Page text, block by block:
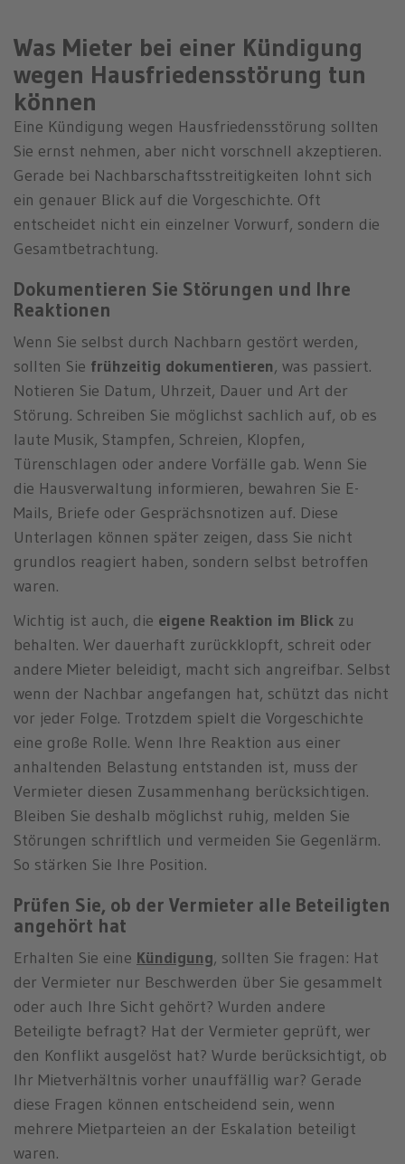
Was Mieter bei einer Kündigung
wegen Hausfriedensstörung tun
können
Eine Kündigung wegen Hausfriedensstörung sollten
Sie ernst nehmen, aber nicht vorschnell akzeptieren.
Gerade bei Nachbarschaftsstreitigkeiten lohnt sich
ein genauer Blick auf die Vorgeschichte. Oft
entscheidet nicht ein einzelner Vorwurf, sondern die
Gesamtbetrachtung.
Dokumentieren Sie Störungen und Ihre
Reaktionen
Wenn Sie selbst durch Nachbarn gestört werden,
sollten Sie frühzeitig dokumentieren, was passiert.
Notieren Sie Datum, Uhrzeit, Dauer und Art der
Störung. Schreiben Sie möglichst sachlich auf, ob es
laute Musik, Stampfen, Schreien, Klopfen,
Türenschlagen oder andere Vorfälle gab. Wenn Sie
die Hausverwaltung informieren, bewahren Sie E-
Mails, Briefe oder Gesprächsnotizen auf. Diese
Unterlagen können später zeigen, dass Sie nicht
grundlos reagiert haben, sondern selbst betroffen
waren.
Wichtig ist auch, die eigene Reaktion im Blick zu
behalten. Wer dauerhaft zurückklopft, schreit oder
andere Mieter beleidigt, macht sich angreifbar. Selbst
wenn der Nachbar angefangen hat, schützt das nicht
vor jeder Folge. Trotzdem spielt die Vorgeschichte
eine große Rolle. Wenn Ihre Reaktion aus einer
anhaltenden Belastung entstanden ist, muss der
Vermieter diesen Zusammenhang berücksichtigen.
Bleiben Sie deshalb möglichst ruhig, melden Sie
Störungen schriftlich und vermeiden Sie Gegenlärm.
So stärken Sie Ihre Position.
Prüfen Sie, ob der Vermieter alle Beteiligten
angehört hat
Erhalten Sie eine Kündigung, sollten Sie fragen: Hat
der Vermieter nur Beschwerden über Sie gesammelt
oder auch Ihre Sicht gehört? Wurden andere
Beteiligte befragt? Hat der Vermieter geprüft, wer
den Konflikt ausgelöst hat? Wurde berücksichtigt, ob
Ihr Mietverhältnis vorher unauffällig war? Gerade
diese Fragen können entscheidend sein, wenn
mehrere Mietparteien an der Eskalation beteiligt
waren.